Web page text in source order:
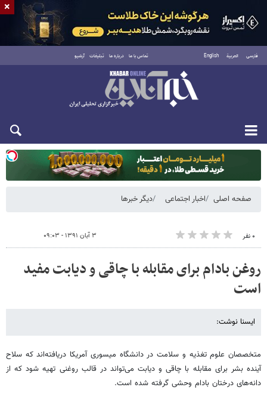
فارسی العربية English تماس با ما درباره ما تبلیغات آرشیو
دوشنبه ۱۹ مرداد ۱۴۰۵
صفحه اصلی اخبار اجتماعی دیگر خبرها
۰ نفر ۳ آبان ۱۳۹۱ - ۰۹:۰۳
روغن بادام برای مقابله با چاقی و دیابت مفید
است
ایسنا نوشت:
متخصصان علوم تغذیه و سلامت در دانشگاه میسوری آمریکا دریافته‌اند که سلاح
آینده بشر برای مقابله با چاقی و دیابت می‌تواند در قالب روغنی تهیه شود که از
دانه‌های درختان بادام‌ وحشی گرفته شده است.
×